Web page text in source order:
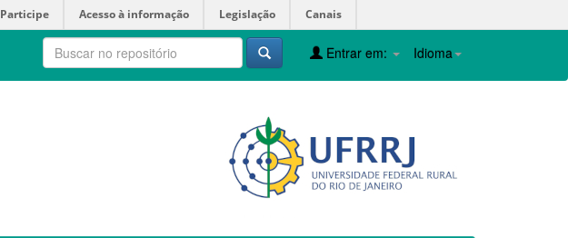
Participe Acesso à informação Legislação Canais
Idioma
Entrar em: